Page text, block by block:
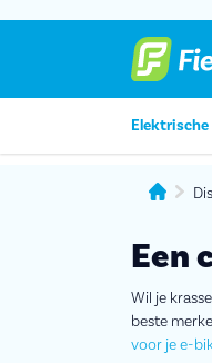
Een
Wil je
beste
voor je e-